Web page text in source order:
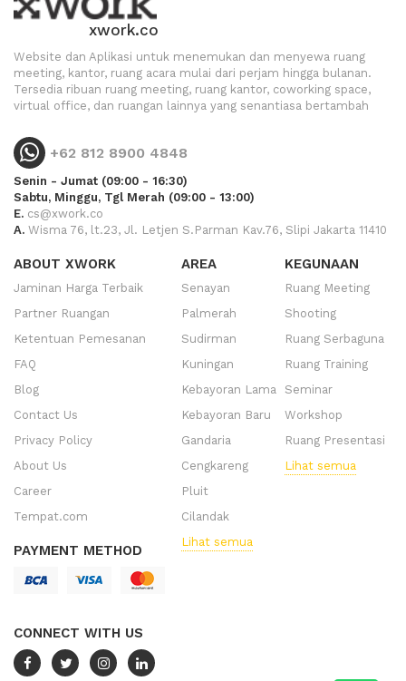
xwork.co
Website dan Aplikasi untuk menemukan dan menyewa ruang
meeting, kantor, ruang acara mulai dari perjam hingga bulanan.
Tersedia ribuan ruang meeting, ruang kantor, coworking space,
virtual office, dan ruangan lainnya yang senantiasa bertambah
+62 812 8900 4848
Senin - Jumat (09:00 - 16:30)
Sabtu, Minggu, Tgl Merah (09:00 - 13:00)
E. cs@xwork.co
A. Wisma 76, lt.23, Jl. Letjen S.Parman Kav.76, Slipi Jakarta 11410
ABOUT XWORK
Jaminan Harga Terbaik
Partner Ruangan
Ketentuan Pemesanan
FAQ
Blog
Contact Us
Privacy Policy
About Us
Career
Tempat.com
PAYMENT METHOD
CONNECT WITH US
AREA
Senayan
Palmerah
Sudirman
Kuningan
Kebayoran Lama
Kebayoran Baru
Gandaria
Cengkareng
Pluit
Cilandak
Lihat semua
KEGUNAAN
Ruang Meeting
Shooting
Ruang Serbaguna
Ruang Training
Seminar
Workshop
Ruang Presentasi
Lihat semua